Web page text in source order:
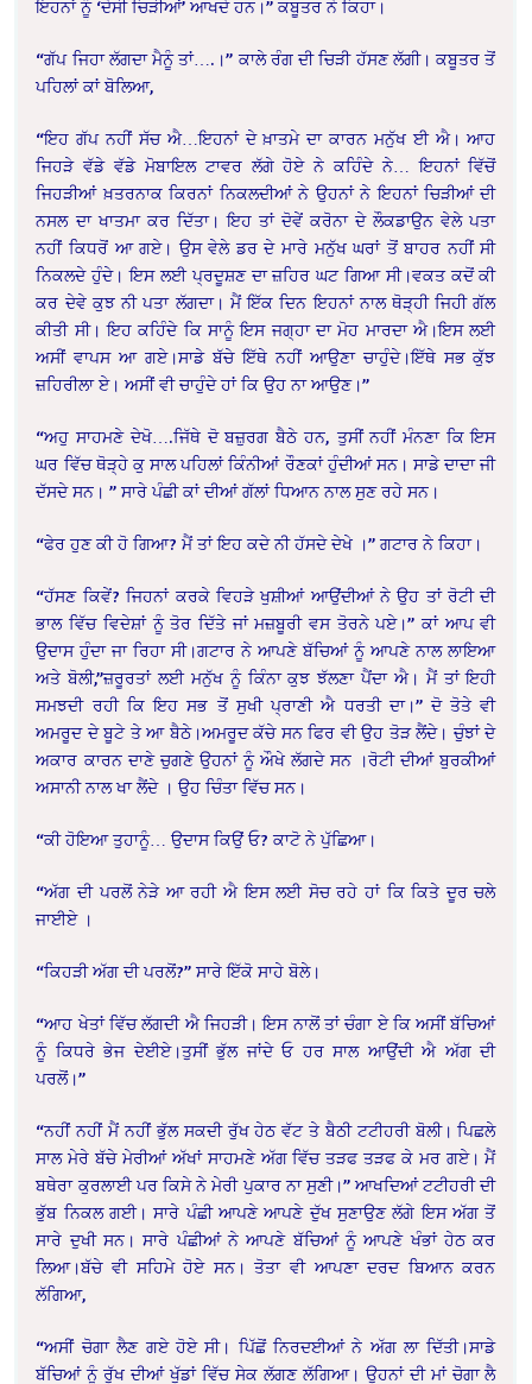
ਇਹਨਾਂ ਨੂੰ ‘ਦੇਸੀ ਚਿੜੀਆਂ’ ਆਖਦੇ ਹਨ।” ਕਬੂਤਰ ਨੇ ਕਿਹਾ।
“ਗੱਪ ਜਿਹਾ ਲੱਗਦਾ ਮੈਨੂੰ ਤਾਂ….।” ਕਾਲੇ ਰੰਗ ਦੀ ਚਿੜੀ ਹੱਸਣ ਲੱਗੀ। ਕਬੂਤਰ ਤੋਂ
ਪਹਿਲਾਂ ਕਾਂ ਬੋਲਿਆ,
“ਇਹ ਗੱਪ ਨਹੀਂ ਸੱਚ ਐ…ਇਹਨਾਂ ਦੇ ਖ਼ਾਤਮੇ ਦਾ ਕਾਰਨ ਮਨੁੱਖ ਈ ਐ। ਆਹ
ਜਿਹੜੇ ਵੱਡੇ ਵੱਡੇ ਮੋਬਾਇਲ ਟਾਵਰ ਲੱਗੇ ਹੋਏ ਨੇ ਕਹਿੰਦੇ ਨੇ… ਇਹਨਾਂ ਵਿੱਚੋਂ
ਜਿਹੜੀਆਂ ਖ਼ਤਰਨਾਕ ਕਿਰਨਾਂ ਨਿਕਲਦੀਆਂ ਨੇ ਉਹਨਾਂ ਨੇ ਇਹਨਾਂ ਚਿੜੀਆਂ ਦੀ
ਨਸਲ ਦਾ ਖਾਤਮਾ ਕਰ ਦਿੱਤਾ। ਇਹ ਤਾਂ ਦੋਵੇਂ ਕਰੋਨਾ ਦੇ ਲੌਕਡਾਉਨ ਵੇਲੇ ਪਤਾ
ਨਹੀਂ ਕਿਧਰੋਂ ਆ ਗਏ। ਉਸ ਵੇਲੇ ਡਰ ਦੇ ਮਾਰੇ ਮਨੁੱਖ ਘਰਾਂ ਤੋਂ ਬਾਹਰ ਨਹੀਂ ਸੀ
ਨਿਕਲਦੇ ਹੁੰਦੇ। ਇਸ ਲਈ ਪ੍ਰਦੂਸ਼ਣ ਦਾ ਜ਼ਹਿਰ ਘਟ ਗਿਆ ਸੀ।ਵਕਤ ਕਦੋਂ ਕੀ
ਕਰ ਦੇਵੇ ਕੁਝ ਨੀ ਪਤਾ ਲੱਗਦਾ। ਮੈਂ ਇੱਕ ਦਿਨ ਇਹਨਾਂ ਨਾਲ ਥੋੜ੍ਹੀ ਜਿਹੀ ਗੱਲ
ਕੀਤੀ ਸੀ। ਇਹ ਕਹਿੰਦੇ ਕਿ ਸਾਨੂੰ ਇਸ ਜਗ੍ਹਾ ਦਾ ਮੋਹ ਮਾਰਦਾ ਐ।ਇਸ ਲਈ
ਅਸੀਂ ਵਾਪਸ ਆ ਗਏ।ਸਾਡੇ ਬੱਚੇ ਇੱਥੇ ਨਹੀਂ ਆਉਣਾ ਚਾਹੁੰਦੇ।ਇੱਥੇ ਸਭ ਕੁੱਝ
ਜ਼ਹਿਰੀਲਾ ਏ। ਅਸੀਂ ਵੀ ਚਾਹੁੰਦੇ ਹਾਂ ਕਿ ਉਹ ਨਾ ਆਉਣ।”
“ਅਹੁ ਸਾਹਮਣੇ ਦੇਖੋ….ਜਿੱਥੇ ਦੋ ਬਜ਼ੁਰਗ ਬੈਠੇ ਹਨ, ਤੁਸੀਂ ਨਹੀਂ ਮੰਨਣਾ ਕਿ ਇਸ
ਘਰ ਵਿੱਚ ਥੋੜ੍ਹੇ ਕੁ ਸਾਲ ਪਹਿਲਾਂ ਕਿੰਨੀਆਂ ਰੌਣਕਾਂ ਹੁੰਦੀਆਂ ਸਨ। ਸਾਡੇ ਦਾਦਾ ਜੀ
ਦੱਸਦੇ ਸਨ। ” ਸਾਰੇ ਪੰਛੀ ਕਾਂ ਦੀਆਂ ਗੱਲਾਂ ਧਿਆਨ ਨਾਲ ਸੁਣ ਰਹੇ ਸਨ।
“ਫੇਰ ਹੁਣ ਕੀ ਹੋ ਗਿਆ? ਮੈਂ ਤਾਂ ਇਹ ਕਦੇ ਨੀ ਹੱਸਦੇ ਦੇਖੇ ।” ਗਟਾਰ ਨੇ ਕਿਹਾ।
“ਹੱਸਣ ਕਿਵੇਂ? ਜਿਹਨਾਂ ਕਰਕੇ ਵਿਹੜੇ ਖੁਸ਼ੀਆਂ ਆਉਂਦੀਆਂ ਨੇ ਉਹ ਤਾਂ ਰੋਟੀ ਦੀ
ਭਾਲ ਵਿੱਚ ਵਿਦੇਸ਼ਾਂ ਨੂੰ ਤੋਰ ਦਿੱਤੇ ਜਾਂ ਮਜ਼ਬੂਰੀ ਵਸ ਤੋਰਨੇ ਪਏ।” ਕਾਂ ਆਪ ਵੀ
ਉਦਾਸ ਹੁੰਦਾ ਜਾ ਰਿਹਾ ਸੀ।ਗਟਾਰ ਨੇ ਆਪਣੇ ਬੱਚਿਆਂ ਨੂੰ ਆਪਣੇ ਨਾਲ ਲਾਇਆ
ਅਤੇ ਬੋਲੀ,”ਜ਼ਰੂਰਤਾਂ ਲਈ ਮਨੁੱਖ ਨੂੰ ਕਿੰਨਾ ਕੁਝ ਝੱਲਣਾ ਪੈਂਦਾ ਐ। ਮੈਂ ਤਾਂ ਇਹੀ
ਸਮਝਦੀ ਰਹੀ ਕਿ ਇਹ ਸਭ ਤੋਂ ਸੁਖੀ ਪ੍ਰਾਣੀ ਐ ਧਰਤੀ ਦਾ।” ਦੋ ਤੋਤੇ ਵੀ
ਅਮਰੂਦ ਦੇ ਬੂਟੇ ਤੇ ਆ ਬੈਠੇ।ਅਮਰੂਦ ਕੱਚੇ ਸਨ ਫਿਰ ਵੀ ਉਹ ਤੋੜ ਲੈਂਦੇ। ਚੁੰਝਾਂ ਦੇ
ਅਕਾਰ ਕਾਰਨ ਦਾਣੇ ਚੁਗਣੇ ਉਹਨਾਂ ਨੂੰ ਔਖੇ ਲੱਗਦੇ ਸਨ ।ਰੋਟੀ ਦੀਆਂ ਬੁਰਕੀਆਂ
ਅਸਾਨੀ ਨਾਲ ਖਾ ਲੈਂਦੇ । ਉਹ ਚਿੰਤਾ ਵਿੱਚ ਸਨ।
“ਕੀ ਹੋਇਆ ਤੁਹਾਨੂੰ… ਉਦਾਸ ਕਿਉਂ ਓ? ਕਾਟੋ ਨੇ ਪੁੱਛਿਆ।
“ਅੱਗ ਦੀ ਪਰਲੋਂ ਨੇੜੇ ਆ ਰਹੀ ਐ ਇਸ ਲਈ ਸੋਚ ਰਹੇ ਹਾਂ ਕਿ ਕਿਤੇ ਦੂਰ ਚਲੇ
ਜਾਈਏ ।
“ਕਿਹੜੀ ਅੱਗ ਦੀ ਪਰਲੋਂ?” ਸਾਰੇ ਇੱਕੋ ਸਾਹੇ ਬੋਲੇ।
“ਆਹ ਖੇਤਾਂ ਵਿੱਚ ਲੱਗਦੀ ਐ ਜਿਹੜੀ। ਇਸ ਨਾਲੋਂ ਤਾਂ ਚੰਗਾ ਏ ਕਿ ਅਸੀਂ ਬੱਚਿਆਂ
ਨੂੰ ਕਿਧਰੇ ਭੇਜ ਦੇਈਏ।ਤੁਸੀਂ ਭੁੱਲ ਜਾਂਦੇ ਓ ਹਰ ਸਾਲ ਆਉਂਦੀ ਐ ਅੱਗ ਦੀ
ਪਰਲੋਂ।”
“ਨਹੀਂ ਨਹੀਂ ਮੈਂ ਨਹੀਂ ਭੁੱਲ ਸਕਦੀ ਰੁੱਖ ਹੇਠ ਵੱਟ ਤੇ ਬੈਠੀ ਟਟੀਹਰੀ ਬੋਲੀ। ਪਿਛਲੇ
ਸਾਲ ਮੇਰੇ ਬੱਚੇ ਮੇਰੀਆਂ ਅੱਖਾਂ ਸਾਹਮਣੇ ਅੱਗ ਵਿੱਚ ਤੜਫ ਤੜਫ ਕੇ ਮਰ ਗਏ। ਮੈਂ
ਬਥੇਰਾ ਕੁਰਲਾਈ ਪਰ ਕਿਸੇ ਨੇ ਮੇਰੀ ਪੁਕਾਰ ਨਾ ਸੁਣੀ।” ਆਖਦਿਆਂ ਟਟੀਹਰੀ ਦੀ
ਭੁੱਬ ਨਿਕਲ ਗਈ। ਸਾਰੇ ਪੰਛੀ ਆਪਣੇ ਆਪਣੇ ਦੁੱਖ ਸੁਣਾਉਣ ਲੱਗੇ ਇਸ ਅੱਗ ਤੋਂ
ਸਾਰੇ ਦੁਖੀ ਸਨ। ਸਾਰੇ ਪੰਛੀਆਂ ਨੇ ਆਪਣੇ ਬੱਚਿਆਂ ਨੂੰ ਆਪਣੇ ਖੰਭਾਂ ਹੇਠ ਕਰ
ਲਿਆ।ਬੱਚੇ ਵੀ ਸਹਿਮੇ ਹੋਏ ਸਨ। ਤੋਤਾ ਵੀ ਆਪਣਾ ਦਰਦ ਬਿਆਨ ਕਰਨ
ਲੱਗਿਆ,
“ਅਸੀਂ ਚੋਗਾ ਲੈਣ ਗਏ ਹੋਏ ਸੀ। ਪਿੱਛੋਂ ਨਿਰਦਈਆਂ ਨੇ ਅੱਗ ਲਾ ਦਿੱਤੀ।ਸਾਡੇ
ਬੱਚਿਆਂ ਨੂੰ ਰੁੱਖ ਦੀਆਂ ਖੁੱਡਾਂ ਵਿੱਚ ਸੇਕ ਲੱਗਣ ਲੱਗਿਆ। ਉਹਨਾਂ ਦੀ ਮਾਂ ਚੋਗਾ ਲੈ